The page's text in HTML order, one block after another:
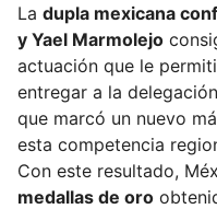
La dupla mexicana
y Yael Marmolejo
actuación que le
entregar a la
que marcó un nuevo
esta competencia
Con este resultado,
medallas de oro